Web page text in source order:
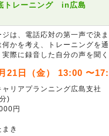
トレーニング in広島
は、電話応対の第一声で決
何かを考え、トレーニングを
際に録音した自分の声を聞
の向こうのお客様のご希望
を受けたときの上手な言い
でワンランク上の応対を目指
21日（金） 13:00 〜
ャリアプランニング広島支社
)
円
き